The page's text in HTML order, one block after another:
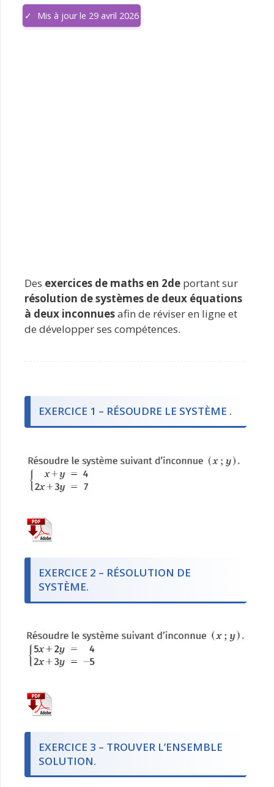
Mis à jour le 29 avril 2026
Des exercices de maths en 2de portant sur
résolution de systèmes de deux équations
à deux inconnuesafin de réviser en ligne et
de développer ses compétences.
EXERCICE 1 – RÉSOUDRE LE SYSTÈME .
EXERCICE 2 – RÉSOLUTION DE
SYSTÈME.
EXERCICE 3 – TROUVER L’ENSEMBLE
SOLUTION.